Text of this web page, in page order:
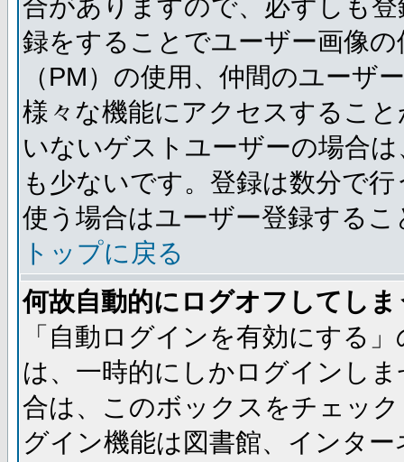
合がありますので、必ずしも
録をすることでユーザー画像
（PM）の使用、仲間のユーザ
様々な機能にアクセスするこ
いないゲストユーザーの場合
も少ないです。登録は数分で
使う場合はユーザー登録する
トップに戻る
何故自動的にログオフしてし
「自動ログインを有効にする
は、一時的にしかログインし
合は、このボックスをチェッ
グイン機能は図書館、インタ